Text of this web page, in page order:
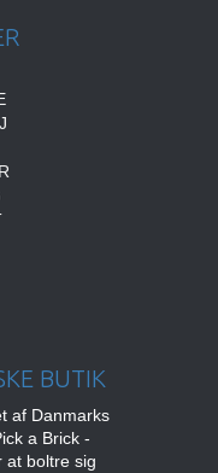
BUTIK
af Danmarks
a Brick -
at boltre sig